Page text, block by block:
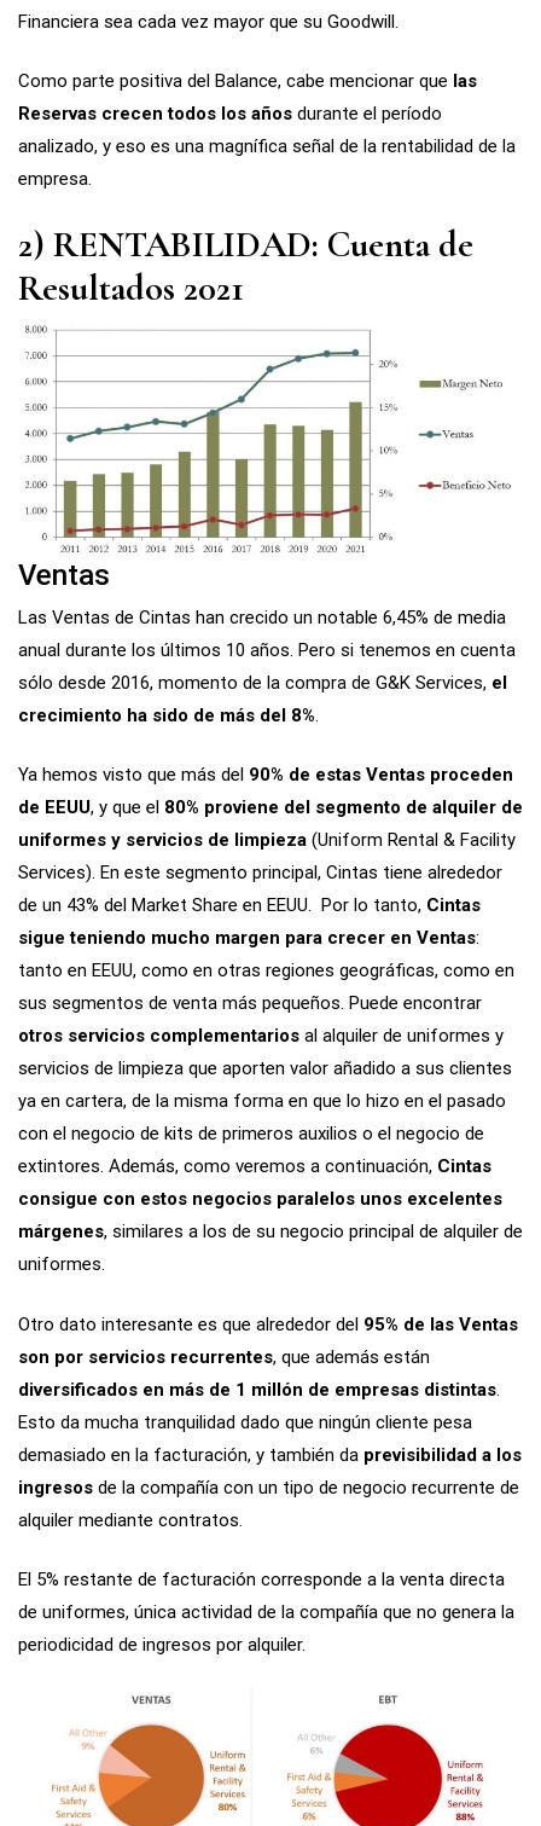
Financiera sea cada vez mayor que su Goodwill.
Como parte positiva del Balance, cabe mencionar que las
Reservas crecen todos los años durante el período
analizado, y eso es una magnífica señal de la rentabilidad de la
empresa.
2) RENTABILIDAD: Cuenta de
Resultados 2021
Ventas
Las Ventas de Cintas han crecido un notable 6,45% de media
anual durante los últimos 10 años. Pero si tenemos en cuenta
sólo desde 2016, momento de la compra de G&K Services, el
crecimiento ha sido de más del 8%
Ya hemos visto que más del 90% de estas Ventas proceden
de EEUU, y que el 80% proviene del segmento de alquiler de
uniformes y servicios de limpieza (Uniform Rental & Facility
Services). En este segmento principal, Cintas tiene alrededor
de un 43% del Market Share en EEUU. Por lo tanto, Cintas
sigue teniendo mucho margen para crecer en Ventas:
tanto en EEUU, como en otras regiones geográficas, como en
sus segmentos de venta más pequeños. Puede encontrar
otros servicios complementarios al alquiler de uniformes y
servicios de limpieza que aporten valor añadido a sus clientes
ya en cartera, de la misma forma en que lo hizo en el pasado
con el negocio de kits de primeros auxilios o el negocio de
extintores. Además, como veremos a continuación, Cintas
consigue con estos negocios paralelos unos excelentes
márgenes, similares a los de su negocio principal de alquiler de
uniformes.
Otro dato interesante es que alrededor del 95% de las Ventas
son por servicios recurrentes, que además están
diversificados en más de 1 millón de empresas distintas
Esto da mucha tranquilidad dado que ningún cliente pesa
demasiado en la facturación, y también da previsibilidad a los
ingresos de la compañía con un tipo de negocio recurrente de
alquiler mediante contratos.
El 5% restante de facturación corresponde a la venta directa
de uniformes, única actividad de la compañía que no genera la
periodicidad de ingresos por alquiler.